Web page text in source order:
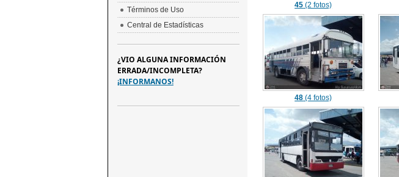
45 (2 fotos)
48 (4 fotos)
Términos de Uso
Central de Estadísticas
¿VIO ALGUNA INFORMACIÓN
ERRADA/INCOMPLETA?
¡INFORMANOS!